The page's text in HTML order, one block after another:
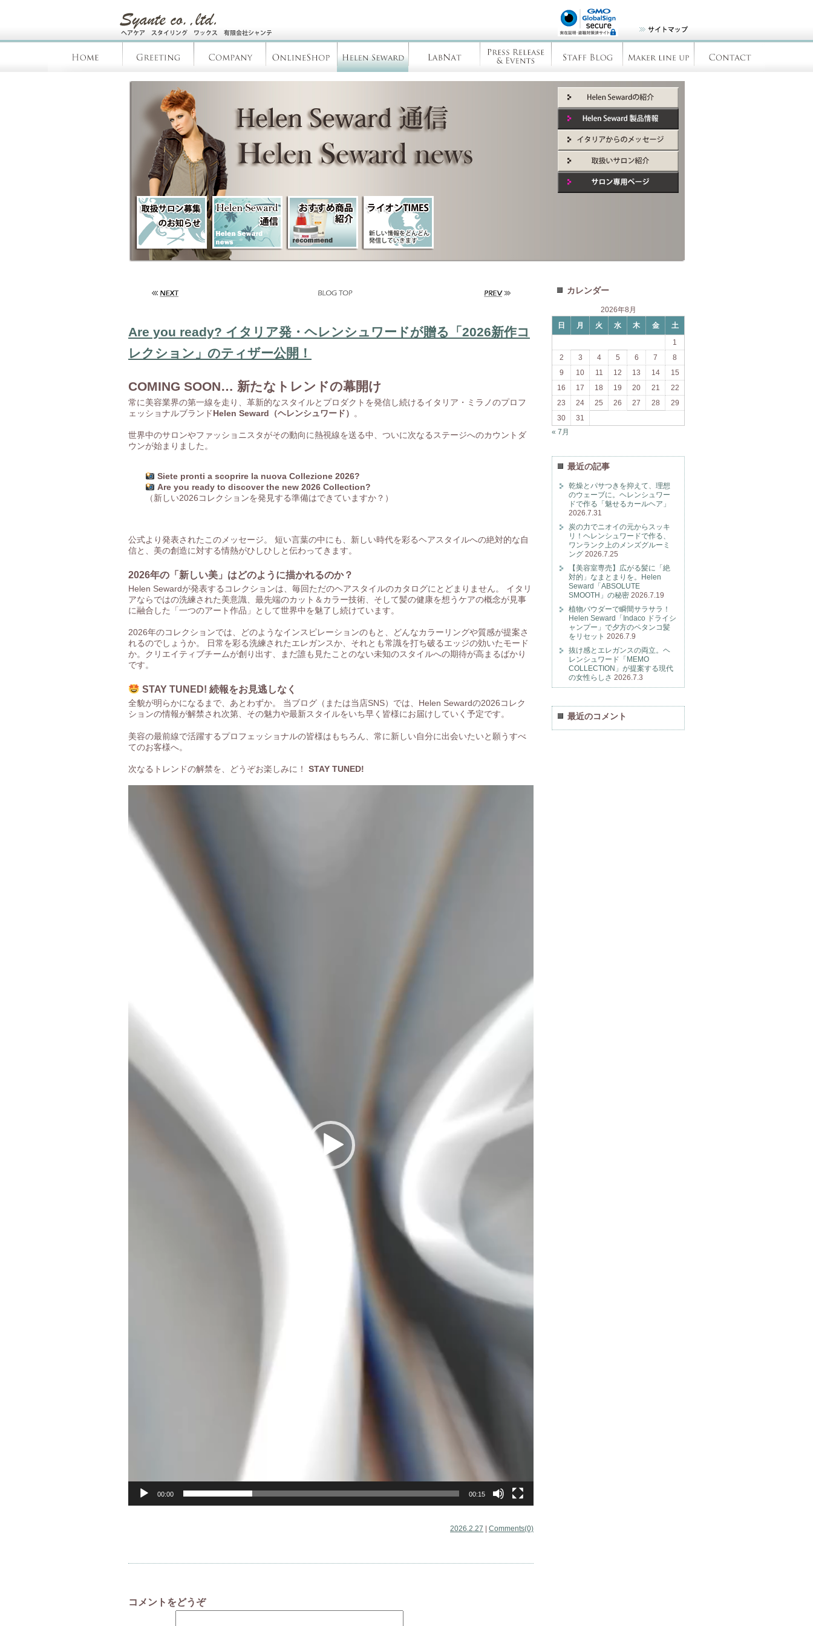
Are you ready? イタリア発・ヘレンシュワードが贈る「2026新作コ
レクション」のティザー公開！
COMING SOON… 新たなトレンドの幕開け
常に美容業界の第一線を走り、革新的なスタイルとプロダクトを発信し続けるイタリア・ミラノのプロフ
ェッショナルブランドHelen Seward（ヘレンシュワード） 。
世界中のサロンやファッショニスタがその動向に熱視線を送る中、ついに次なるステージへのカウントダ
ウンが始まりました。
Siete pronti a scoprire la nuova Collezione 2026?
Are you ready to discover the new 2026 Collection?
（新しい2026コレクションを発見する準備はできていますか？）
公式より発表されたこのメッセージ。 短い言葉の中にも、新しい時代を彩るヘアスタイルへの絶対的な自
信と、美の創造に対する情熱がひしひしと伝わってきます。
2026年の「新しい美」はどのように描かれるのか？
Helen Sewardが発表するコレクションは、毎回ただのヘアスタイルのカタログにとどまりません。 イタリ
アならではの洗練された美意識、最先端のカット＆カラー技術、そして髪の健康を想うケアの概念が見事
に融合した「一つのアート作品」として世界中を魅了し続けています。
2026年のコレクションでは、どのようなインスピレーションのもと、どんなカラーリングや質感が提案さ
れるのでしょうか。 日常を彩る洗練されたエレガンスか、それとも常識を打ち破るエッジの効いたモード
か。クリエイティブチームが創り出す、まだ誰も見たことのない未知のスタイルへの期待が高まるばかり
です。
STAY TUNED! 続報をお見逃しなく
全貌が明らかになるまで、あとわずか。 当ブログ（または当店SNS）では、Helen Sewardの2026コレク
ションの情報が解禁され次第、その魅力や最新スタイルをいち早く皆様にお届けしていく予定です。
美容の最前線で活躍するプロフェッショナルの皆様はもちろん、常に新しい自分に出会いたいと願うすべ
てのお客様へ。
次なるトレンドの解禁を、どうぞお楽しみに！ STAY TUNED!
プ
レ
00:00 00:15
2026.2.27 | Comments(0)
コメントをどうぞ
カレンダー
2026年8月
日
月 火 水 木 金
土
1
2
3 4 5 6 7
8
9
10 11 12 13 14
15
16
17 18 19 20 21
22
23
24 25 26 27 28
29
30
31
« 7月
最近の記事
乾燥とパサつきを抑えて、理想
のウェーブに。ヘレンシュワー
ドで作る「魅せるカールヘア」
2026.7.31
炭の力でニオイの元からスッキ
リ！ヘレンシュワードで作る、
ワンランク上のメンズグルーミ
ング 2026.7.25
【美容室専売】広がる髪に「絶
対的」なまとまりを。Helen
Seward「ABSOLUTE
SMOOTH」の秘密 2026.7.19
植物パウダーで瞬間サラサラ！
Helen Seward「Indaco ドライシ
ャンプー」で夕方のペタンコ髪
をリセット 2026.7.9
抜け感とエレガンスの両立。ヘ
レンシュワード「MEMO
COLLECTION」が提案する現代
の女性らしさ 2026.7.3
最近のコメント